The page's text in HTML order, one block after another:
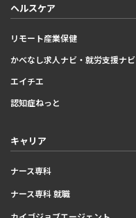
ヘルスケア
リモート産業保健
かべなし求人ナビ・就労支援ナビ
エイチエ
認知症ねっと
キャリア
ナース専科
ナース専科 就職